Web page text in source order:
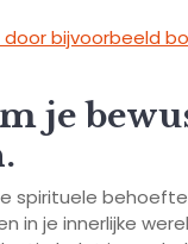
bijvoorbeeld
je
spirituele
in je innerlijke